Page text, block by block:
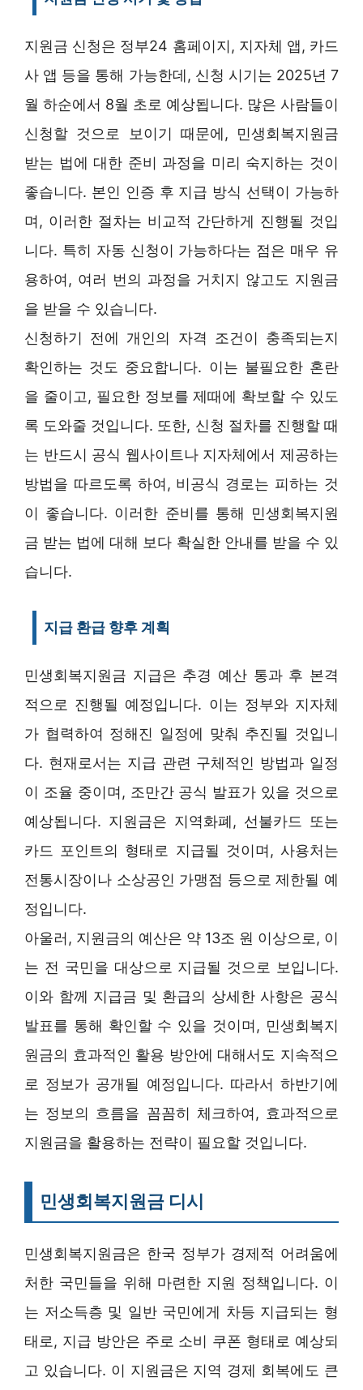
지원금 신청은 정부24 홈페이지, 지자체 앱, 카드
사 앱 등을 통해 가능한데, 신청 시기는 2025년 7
월 하순에서 8월 초로 예상됩니다. 많은 사람들이
신청할 것으로 보이기 때문에, 민생회복지원금
받는 법에 대한 준비 과정을 미리 숙지하는 것이
좋습니다. 본인 인증 후 지급 방식 선택이 가능하
며, 이러한 절차는 비교적 간단하게 진행될 것입
니다. 특히 자동 신청이 가능하다는 점은 매우 유
용하여, 여러 번의 과정을 거치지 않고도 지원금
을 받을 수 있습니다.
신청하기 전에 개인의 자격 조건이 충족되는지
확인하는 것도 중요합니다. 이는 불필요한 혼란
을 줄이고, 필요한 정보를 제때에 확보할 수 있도
록 도와줄 것입니다. 또한, 신청 절차를 진행할 때
는 반드시 공식 웹사이트나 지자체에서 제공하는
방법을 따르도록 하여, 비공식 경로는 피하는 것
이 좋습니다. 이러한 준비를 통해 민생회복지원
금 받는 법에 대해 보다 확실한 안내를 받을 수 있
습니다.
지급 환급 향후 계획
민생회복지원금 지급은 추경 예산 통과 후 본격
적으로 진행될 예정입니다. 이는 정부와 지자체
가 협력하여 정해진 일정에 맞춰 추진될 것입니
다. 현재로서는 지급 관련 구체적인 방법과 일정
이 조율 중이며, 조만간 공식 발표가 있을 것으로
예상됩니다. 지원금은 지역화폐, 선불카드 또는
카드 포인트의 형태로 지급될 것이며, 사용처는
전통시장이나 소상공인 가맹점 등으로 제한될 예
정입니다.
아울러, 지원금의 예산은 약 13조 원 이상으로, 이
는 전 국민을 대상으로 지급될 것으로 보입니다.
이와 함께 지급금 및 환급의 상세한 사항은 공식
발표를 통해 확인할 수 있을 것이며, 민생회복지
원금의 효과적인 활용 방안에 대해서도 지속적으
로 정보가 공개될 예정입니다. 따라서 하반기에
는 정보의 흐름을 꼼꼼히 체크하여, 효과적으로
지원금을 활용하는 전략이 필요할 것입니다.
민생회복지원금 디시
민생회복지원금은 한국 정부가 경제적 어려움에
처한 국민들을 위해 마련한 지원 정책입니다. 이
는 저소득층 및 일반 국민에게 차등 지급되는 형
태로, 지급 방안은 주로 소비 쿠폰 형태로 예상되
고 있습니다. 이 지원금은 지역 경제 회복에도 큰